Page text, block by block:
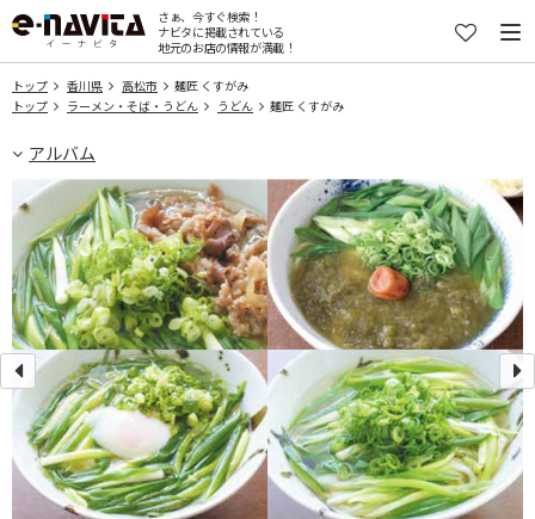
さぁ、今すぐ検索！
ナビタに掲載されている
地元のお店の情報が満載！
トップ 香川県 高松市
麺匠 くすがみ
トップ
ラーメン・そば・うどん うどん 麺匠 くすがみ
アルバム